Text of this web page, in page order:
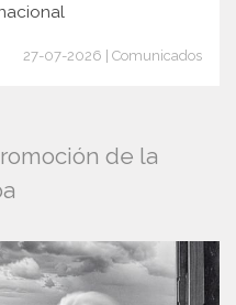
27-07-2026 | Comunicados
de la